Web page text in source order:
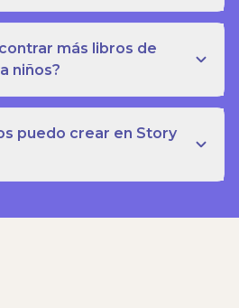
más libros de
niños?
puedo crear en Story